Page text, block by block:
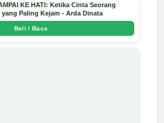
KE HATI: Ketika Cinta Seorang
Paling Kejam - Arda Dinata
Beli / Baca